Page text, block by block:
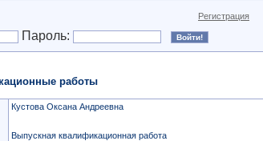
Регистрация
Пароль:
работы
Кустова Оксана Андреевна
Выпускная квалификационная работа